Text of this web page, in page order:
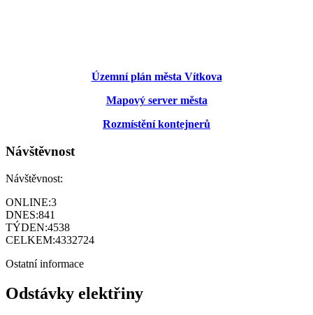
Územní plán města Vítkova
Mapový server města
Rozmístění kontejnerů
Návštěvnost
Návštěvnost:
ONLINE:3
DNES:841
TÝDEN:4538
CELKEM:4332724
Ostatní informace
Odstávky elektřiny